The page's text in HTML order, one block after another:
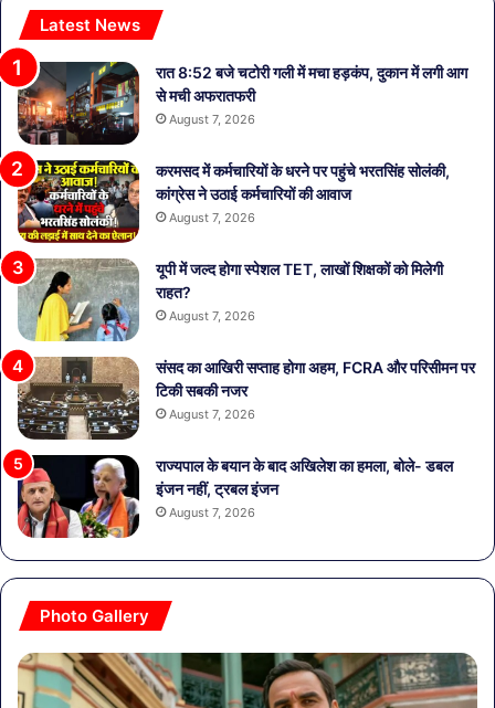
Latest News
रात 8:52 बजे चटोरी गली में मचा हड़कंप, दुकान में लगी आग
से मची अफरातफरी
August 7, 2026
करमसद में कर्मचारियों के धरने पर पहुंचे भरतसिंह सोलंकी,
कांग्रेस ने उठाई कर्मचारियों की आवाज
August 7, 2026
यूपी में जल्द होगा स्पेशल TET, लाखों शिक्षकों को मिलेगी
राहत?
August 7, 2026
संसद का आखिरी सप्ताह होगा अहम, FCRA और परिसीमन पर
टिकी सबकी नजर
August 7, 2026
राज्यपाल के बयान के बाद अखिलेश का हमला, बोले- डबल
इंजन नहीं, ट्रबल इंजन
August 7, 2026
Photo Gallery
मिर्जापुर
फिल्म
को